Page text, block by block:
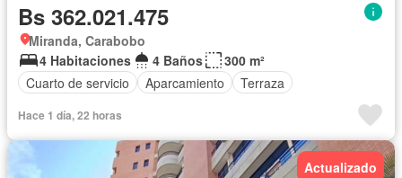
Bs 362.021.475
Miranda, Carabobo
4 Habitaciones
4 Baños
300 m²
Cuarto de servicio
Aparcamiento Terraza
Hace 1 día, 22 horas
Actualizado